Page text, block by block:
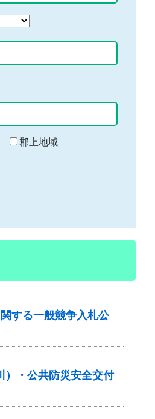
郡上地域
する一般競争入札公
・公共防災安全交付